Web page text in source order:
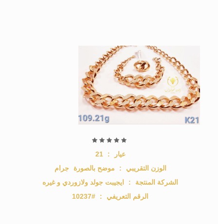
عيار :
21
الوزن التقريبي
: موضح بالصورة
جرام
الشركة المنتجة
:
ايجيبت جولد ولازوردي و غيره
الرقم التعريفي
:
#10237